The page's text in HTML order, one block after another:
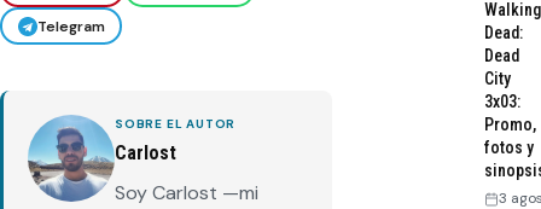
Telegram
SOBRE EL AUTOR
Carlost
Soy Carlost —mi
Walking
Dead:
Dead
City
3x03:
Promo,
fotos y
3